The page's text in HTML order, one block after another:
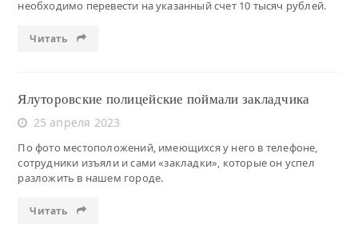
необходимо перевести на указанный счет 10 тысяч рублей.
Читать
Ялуторовские полицейские поймали закладчика
25 апреля 2023
По фото местоположений, имеющихся у него в телефоне,
сотрудники изъяли и сами «закладки», которые он успел
разложить в нашем городе.
Читать